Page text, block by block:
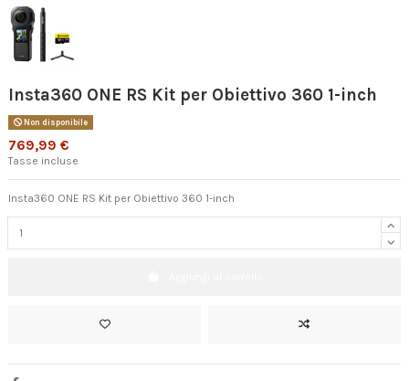
Insta360 ONE RS Kit per Obiettivo 360 1-inch
Non disponibile
769,99 €
Tasse incluse
Insta360 ONE RS Kit per Obiettivo 360 1-inch